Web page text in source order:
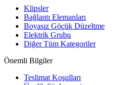
Klipsler
Bağlantı Elemanları
Boyasız Göçük Düzeltme
Elektrik Grubu
Diğer Tüm Kategoriler
Önemli Bilgiler
Teslimat Koşulları